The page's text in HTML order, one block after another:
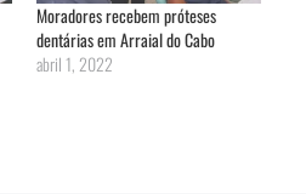
Moradores recebem próteses
dentárias em Arraial do Cabo
abril 1, 2022